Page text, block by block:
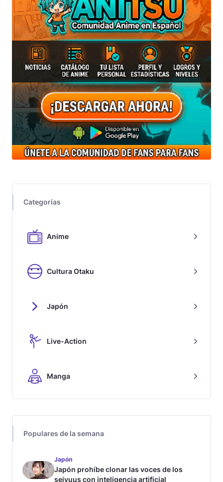
Categorías
Anime
Cultura Otaku
Japón
Live-Action
Manga
Populares de la semana
Japón
Japón prohíbe clonar las voces de los
seiyuus con inteligencia artificial